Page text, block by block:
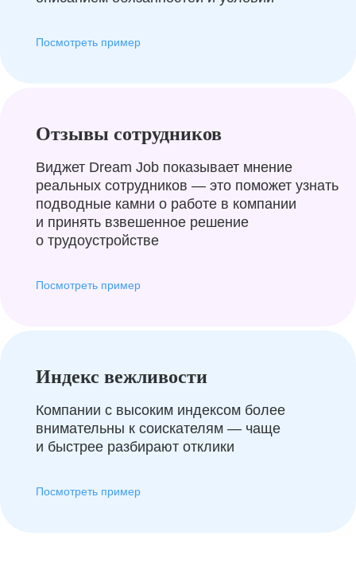
Посмотреть пример
Отзывы сотрудников
Виджет Dream Job показывает мнение
реальных сотрудников — это поможет узнать
подводные камни о работе в компании
и принять взвешенное решение
о трудоустройстве
Посмотреть пример
Индекс вежливости
Компании с высоким индексом более
внимательны к соискателям — чаще
и быстрее разбирают отклики
Посмотреть пример